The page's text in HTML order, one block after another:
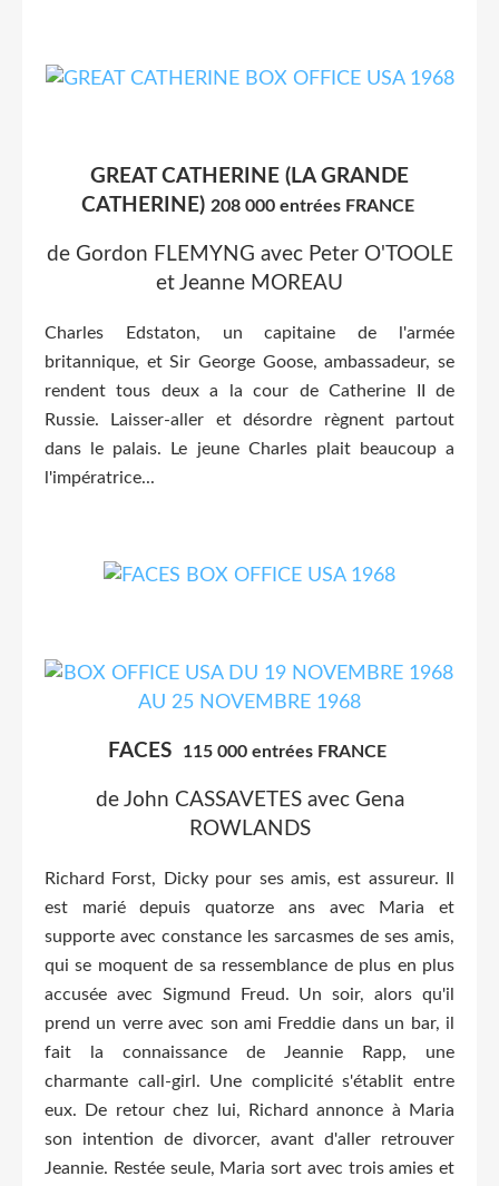
GREAT CATHERINE (LA GRANDE
CATHERINE) 208 000 entrées FRANCE
de Gordon FLEMYNG avec Peter O'TOOLE
et Jeanne MOREAU
Charles Edstaton, un capitaine de l'armée
britannique, et Sir George Goose, ambassadeur, se
rendent tous deux a la cour de Catherine II de
Russie. Laisser-aller et désordre règnent partout
dans le palais. Le jeune Charles plait beaucoup a
l'impératrice...
FACES 115 000 entrées FRANCE
de John CASSAVETES avec Gena
ROWLANDS
Richard Forst, Dicky pour ses amis, est assureur. Il
est marié depuis quatorze ans avec Maria et
supporte avec constance les sarcasmes de ses amis,
qui se moquent de sa ressemblance de plus en plus
accusée avec Sigmund Freud. Un soir, alors qu'il
prend un verre avec son ami Freddie dans un bar, il
fait la connaissance de Jeannie Rapp, une
charmante call-girl. Une complicité s'établit entre
eux. De retour chez lui, Richard annonce à Maria
son intention de divorcer, avant d'aller retrouver
Jeannie. Restée seule, Maria sort avec trois amies et